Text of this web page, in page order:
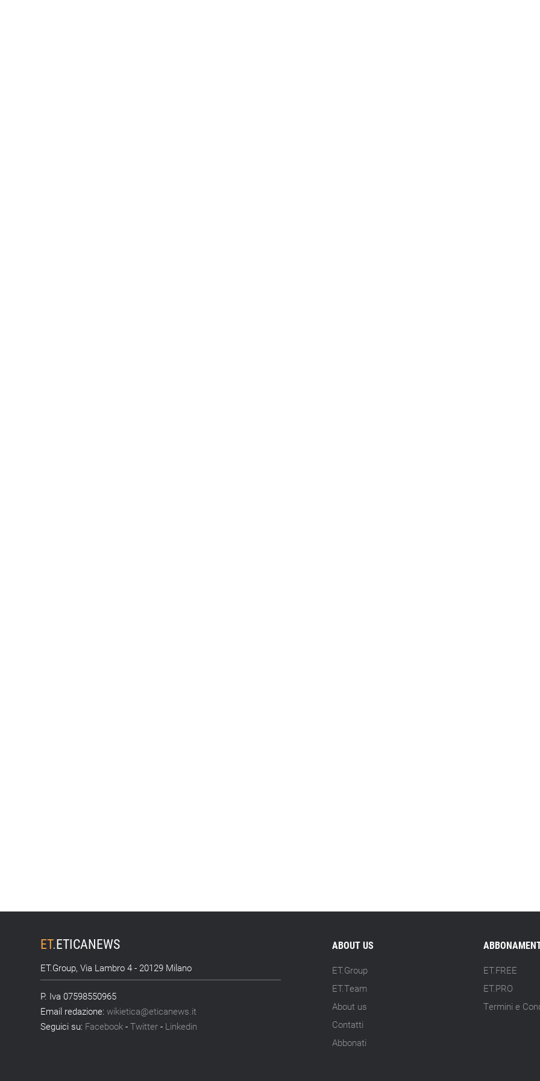
ET.ETICANEWS
ET.Group, Via Lambro 4 - 20129 Milano
P. Iva 07598550965
Email redazione:wikietica@eticanews.it
Seguici su: Facebook -Twitter - Linkedin
ABOUT US
ET.Group
ET.Team
About us
Contatti
Abbonati
ET.FREE
ET.PRO
Termini e